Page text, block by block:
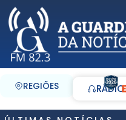
REGIÕES RÁDIO